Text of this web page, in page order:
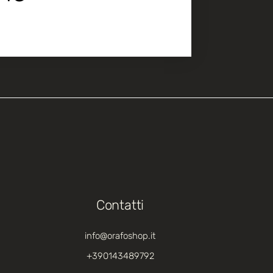
Contatti
info@orafoshop.it
+390143489792